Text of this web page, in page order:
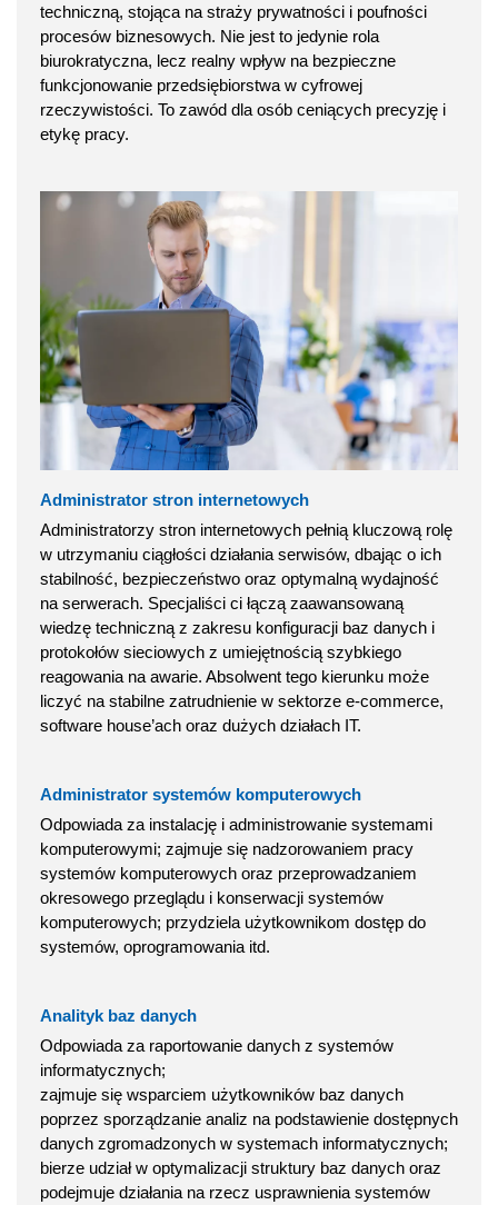
techniczną, stojąca na straży prywatności i poufności
procesów biznesowych. Nie jest to jedynie rola
biurokratyczna, lecz realny wpływ na bezpieczne
funkcjonowanie przedsiębiorstwa w cyfrowej
rzeczywistości. To zawód dla osób ceniących precyzję i
etykę pracy.
Administrator stron internetowych
Administratorzy stron internetowych pełnią kluczową rolę
w utrzymaniu ciągłości działania serwisów, dbając o ich
stabilność, bezpieczeństwo oraz optymalną wydajność
na serwerach. Specjaliści ci łączą zaawansowaną
wiedzę techniczną z zakresu konfiguracji baz danych i
protokołów sieciowych z umiejętnością szybkiego
reagowania na awarie. Absolwent tego kierunku może
liczyć na stabilne zatrudnienie w sektorze e-commerce,
software house’ach oraz dużych działach IT.
Administrator systemów komputerowych
Odpowiada za instalację i administrowanie systemami
komputerowymi; zajmuje się nadzorowaniem pracy
systemów komputerowych oraz przeprowadzaniem
okresowego przeglądu i konserwacji systemów
komputerowych; przydziela użytkownikom dostęp do
systemów, oprogramowania itd.
Analityk baz danych
Odpowiada za raportowanie danych z systemów
informatycznych;
zajmuje się wsparciem użytkowników baz danych
poprzez sporządzanie analiz na podstawienie dostępnych
danych zgromadzonych w systemach informatycznych;
bierze udział w optymalizacji struktury baz danych oraz
podejmuje działania na rzecz usprawnienia systemów